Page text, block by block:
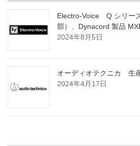
Electro-Voice Q シリー
部）、Dynacord 製品
2024年8月5日
オーディオテクニカ 生
2024年4月17日